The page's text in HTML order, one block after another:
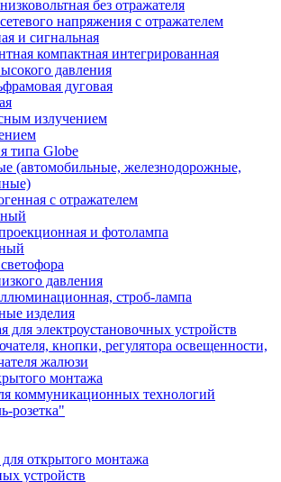
без отражателя
напряжения с отражателем
и сигнальная
компактная интегрированная
давления
дуговая
излучением
типа Globe
(автомобильные, железнодорожные,
с отражателем
и фотолампа
давления
строб-лампа
изделия
для электроустановочных устройств
кнопки, регулятора освещенности,
жалюзи
монтажа
коммуникационных технологий
розетка"
открытого монтажа
устройств